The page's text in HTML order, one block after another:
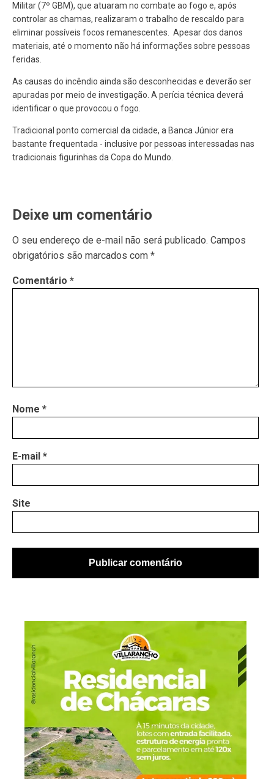
Militar (7º GBM), que atuaram no combate ao fogo e, após
controlar as chamas, realizaram o trabalho de rescaldo para
eliminar possíveis focos remanescentes. Apesar dos danos
materiais, até o momento não há informações sobre pessoas
feridas.
As causas do incêndio ainda são desconhecidas e deverão ser
apuradas por meio de investigação. A perícia técnica deverá
identificar o que provocou o fogo.
Tradicional ponto comercial da cidade, a Banca Júnior era
bastante frequentada - inclusive por pessoas interessadas nas
tradicionais figurinhas da Copa do Mundo.
Deixe um comentário
O seu endereço de e-mail não será publicado. Campos
obrigatórios são marcados com *
Comentário *
Nome *
E-mail *
Site